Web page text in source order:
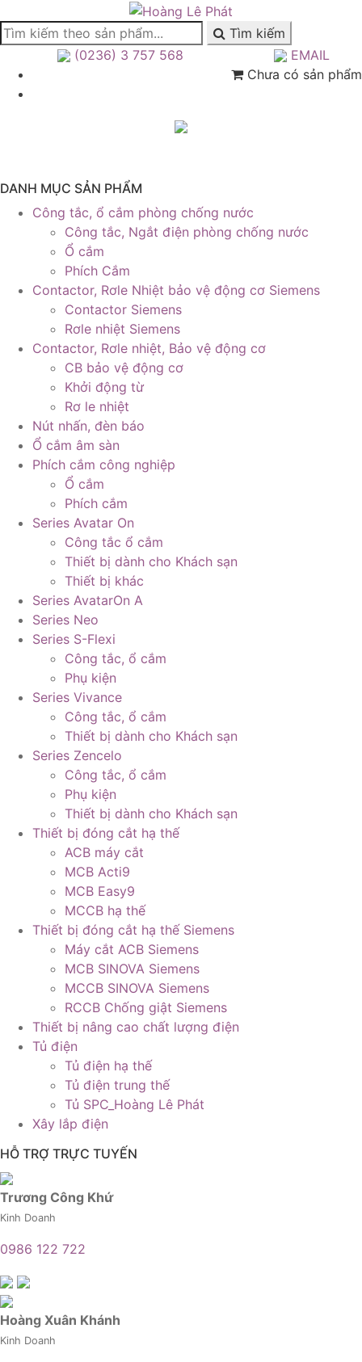
Tìm kiếm
(0236) 3 757 568
EMAIL
Chưa có sản phẩm
DANH MỤC SẢN PHẨM
Công tắc, ổ cắm phòng chống nước
Công tắc, Ngắt điện phòng chống nước
Ổ cắm
Phích Cắm
Contactor, Rơle Nhiệt bảo vệ động cơ Siemens
Contactor Siemens
Rơle nhiệt Siemens
Contactor, Rơle nhiệt, Bảo vệ động cơ
CB bảo vệ động cơ
Khởi động từ
Rơ le nhiệt
Nút nhấn, đèn báo
Ổ cắm âm sàn
Phích cắm công nghiệp
Ổ cắm
Phích cắm
Series Avatar On
Công tắc ổ cắm
Thiết bị dành cho Khách sạn
Thiết bị khác
Series AvatarOn A
Series Neo
Series S-Flexi
Công tắc, ổ cắm
Phụ kiện
Series Vivance
Công tắc, ổ cắm
Thiết bị dành cho Khách sạn
Series Zencelo
Công tắc, ổ cắm
Phụ kiện
Thiết bị dành cho Khách sạn
Thiết bị đóng cắt hạ thế
ACB máy cắt
MCB Acti9
MCB Easy9
MCCB hạ thế
Thiết bị đóng cắt hạ thế Siemens
Máy cắt ACB Siemens
MCB SINOVA Siemens
MCCB SINOVA Siemens
RCCB Chống giật Siemens
Thiết bị nâng cao chất lượng điện
Tủ điện
Tủ điện hạ thế
Tủ điện trung thế
Tủ SPC_Hoàng Lê Phát
Xây lắp điện
HỖ TRỢ TRỰC TUYẾN
Trương Công Khứ
Kinh Doanh
0986 122 722
Hoàng Xuân Khánh
Kinh Doanh